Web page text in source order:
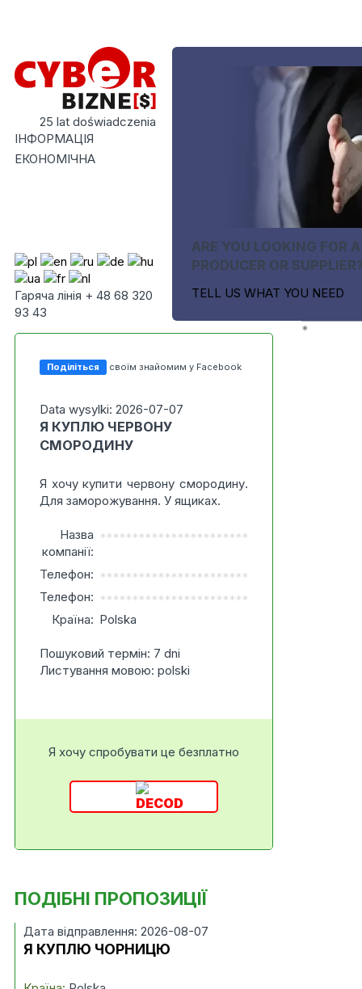
25 lat doświadczenia
ІНФОРМАЦІЯ
ЕКОНОМІЧНА
Гаряча лінія + 48 68 320
93 43
ARE YOU LOOKING FOR A
PRODUCER OR
TELL US WHAT YOU NEED
Поділіться своїм знайомим у Facebook
Data wysylki: 2026-07-07
Я КУПЛЮ ЧЕРВОНУ
СМОРОДИНУ
Я хочу купити червону смородину.
Для заморожування. У ящиках.
Назва
компанії:
***********************
Телефон: ***********************
Телефон: ***********************
Країна: Polska
Пошуковий термін: 7 dni
Листування мовою: polski
Я хочу спробувати це безплатно
*
ПОДІБНІ ПРОПОЗИЦІЇ
Дата відправлення: 2026-08-07
Я КУПЛЮ ЧОРНИЦЮ